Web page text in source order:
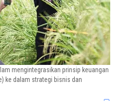
mengintegrasikan prinsip keuangan
ke dalam strategi bisnis dan